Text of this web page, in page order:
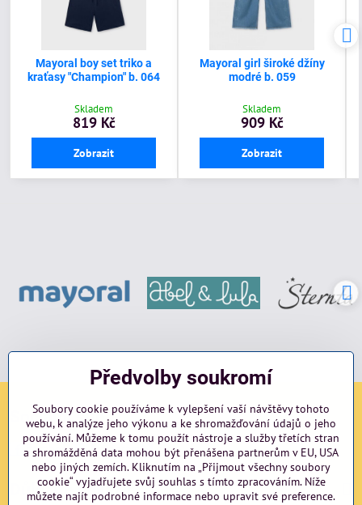
Mayoral boy set triko a
kraťasy "Champion" b. 064
Skladem
819 Kč
Zobrazit
Mayoral girl široké džíny
modré b. 059
Skladem
909 Kč
Zobrazit
Sociální sítě
Facebook Instagram blog
Důležité odkazy
Předvolby soukromí
Soubory cookie používáme k vylepšení vaší návštěvy tohoto
webu, k analýze jeho výkonu a ke shromažďování údajů o jeho
používání. Můžeme k tomu použít nástroje a služby třetích stran
a shromážděná data mohou být přenášena partnerům v EU, USA
nebo jiných zemích. Kliknutím na „Přijmout všechny soubory
cookie“ vyjadřujete svůj souhlas s tímto zpracováním. Níže
můžete najít podrobné informace nebo upravit své preference.